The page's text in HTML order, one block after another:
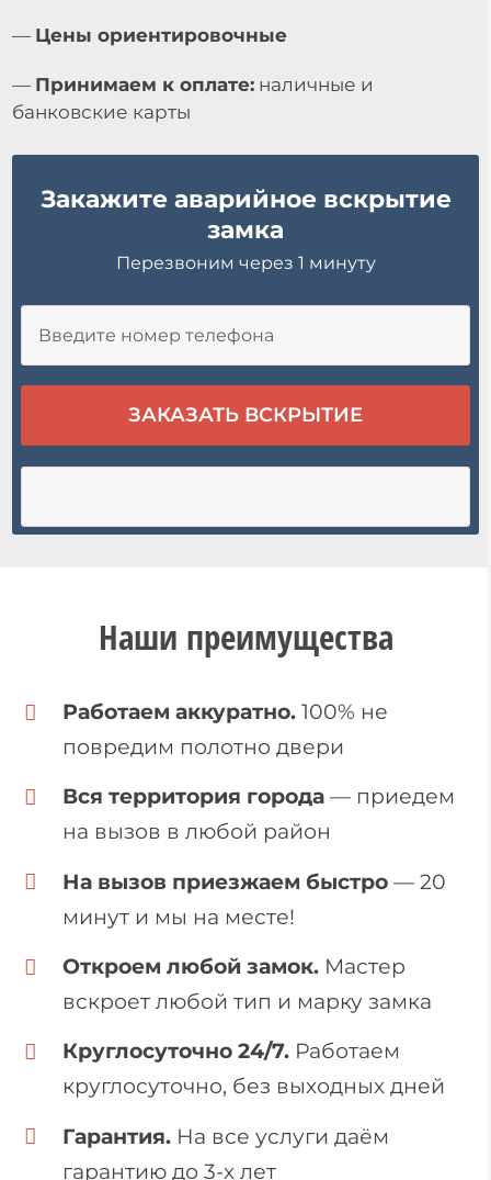
— Цены ориентировочные
— Принимаем к оплате:наличные и
банковские карты
Закажите аварийное вскрытие
замка
Перезвоним через 1 минуту
Наши преимущества
Работаем аккуратно.100% не
повредим полотно двери
Вся территория города— приедем
на вызов в любой район
На вызов приезжаем быстро— 20
минут и мы на месте!
Откроем любой замок.Мастер
вскроет любой тип и марку замка
Круглосуточно 24/7.Работаем
круглосуточно, без выходных дней
Гарантия.На все услуги даём
гарантию до 3-х лет